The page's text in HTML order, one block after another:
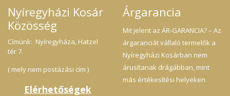
Nyíregyházi Kosár
Közösség
Címünk: Nyíregyháza, Hatzel
tér 7.
( mely nem postázási cím )
Elérhetőségek
Árgarancia
Mit jelent az ÁR-GARANCIA? – Az
árgaranciát vállaló termelők a
Nyíregyházi Kosárban nem
árusítanak drágábban, mint
más értékesítési helyeken.